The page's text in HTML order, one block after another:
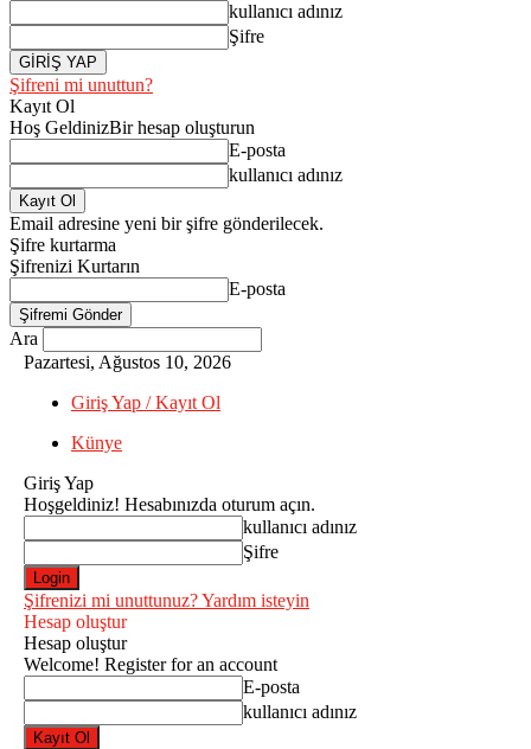
kullanıcı adınız
Şifre
Şifreni mi unuttun?
Kayıt Ol
Hoş GeldinizBir hesap oluşturun
E-posta
kullanıcı adınız
Email adresine yeni bir şifre gönderilecek.
Şifre kurtarma
Şifrenizi Kurtarın
E-posta
Ara
Pazartesi, Ağustos 10, 2026
Giriş Yap / Kayıt Ol
Künye
Giriş Yap
Hoşgeldiniz! Hesabınızda oturum açın.
kullanıcı adınız
Şifre
Şifrenizi mi unuttunuz? Yardım isteyin
Hesap oluştur
Hesap oluştur
Welcome! Register for an account
E-posta
kullanıcı adınız